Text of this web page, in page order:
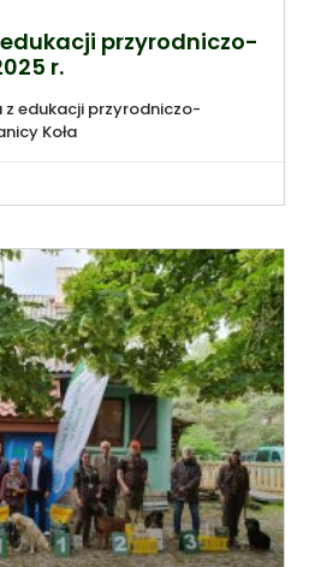
edukacji przyrodniczo-
r.
z edukacji przyrodniczo-
Koła